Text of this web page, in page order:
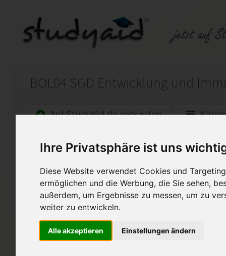
Ihre Privatsphäre ist uns
Diese Website verwendet Cookies und
ermöglichen und die Werbung, die Sie sehen,
außerdem, um Ergebnisse zu messen, um zu
weiter zu entwickeln.
Alle akzeptieren Einstellungen ändern
BOL04 SGD Entwicklung und
Auf StudyAid.de verkaufen
Startseite Abitur und Hochschule
Biologie Abitur SGD BOL04
Hier biete ich meine
der SGD an. Diese
Die Anmerkungen des